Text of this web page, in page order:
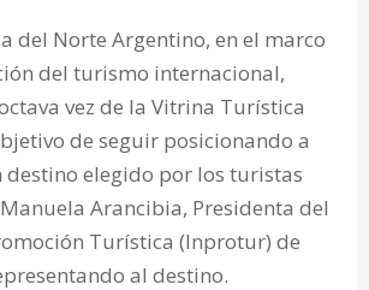
del Norte Argentino, en el marco
del turismo internacional,
vez de la Vitrina Turística
de seguir posicionando a
destino elegido por los turistas
Arancibia, Presidenta del
Turística (Inprotur) de
al destino.